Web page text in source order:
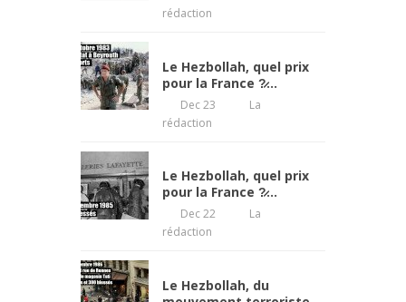
rédaction
Le Hezbollah, quel prix
pour la France ?̷...
Dec 23
La
rédaction
Le Hezbollah, quel prix
pour la France ?̷...
Dec 22
La
rédaction
Le Hezbollah, du